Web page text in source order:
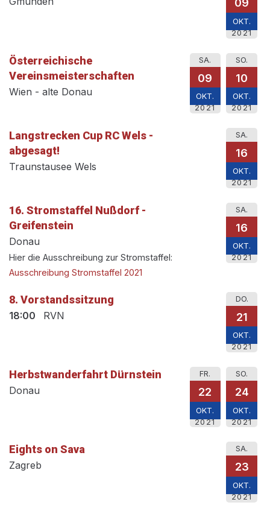
09
OKT.
2021
SA.
09
OKT.
2021
SO.
10
OKT.
2021
Österreichische
Vereinsmeisterschaften
Wien - alte Donau
SA.
16
OKT.
2021
Langstrecken Cup RC Wels -
abgesagt!
Traunstausee Wels
SA.
16
OKT.
2021
16. Stromstaffel Nußdorf -
Greifenstein
Donau
Hier die Ausschreibung zur Stromstaffel:
Ausschreibung Stromstaffel 2021
DO.
21
OKT.
2021
8. Vorstandssitzung
18:00 RVN
FR.
22
OKT.
2021
SO.
24
OKT.
2021
Herbstwanderfahrt Dürnstein
Donau
SA.
23
OKT.
2021
Eights on Sava
Zagreb